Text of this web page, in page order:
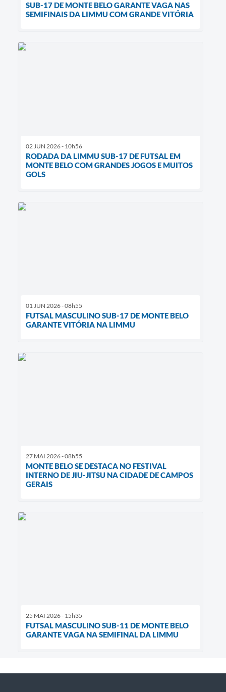
SUB-17 DE MONTE BELO GARANTE VAGA NAS
SEMIFINAIS DA LIMMU COM GRANDE VITÓRIA
02 JUN 2026 - 10h56
RODADA DA LIMMU SUB-17 DE FUTSAL EM
MONTE BELO COM GRANDES JOGOS E MUITOS
GOLS
01 JUN 2026 - 08h55
FUTSAL MASCULINO SUB-17 DE MONTE BELO
GARANTE VITÓRIA NA LIMMU
27 MAI 2026 - 08h55
MONTE BELO SE DESTACA NO FESTIVAL
INTERNO DE JIU-JITSU NA CIDADE DE CAMPOS
GERAIS
25 MAI 2026 - 15h35
FUTSAL MASCULINO SUB-11 DE MONTE BELO
GARANTE VAGA NA SEMIFINAL DA LIMMU